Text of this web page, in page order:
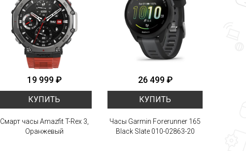
19 999 ₽
КУПИТЬ
Смарт часы Amazfit T-Rex 3,
Оранжевый
26 499 ₽
КУПИТЬ
Часы Garmin Forerunner 165
Black Slate 010-02863-20